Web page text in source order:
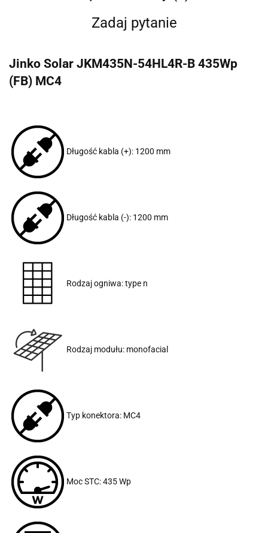
Zadaj pytanie
Jinko Solar JKM435N-54HL4R-B 435Wp
(FB) MC4
Długość kabla (+): 1200 mm
Długość kabla (-): 1200 mm
Rodzaj ogniwa: type n
Rodzaj modułu: monofacial
Typ konektora: MC4
Moc STC: 435 Wp